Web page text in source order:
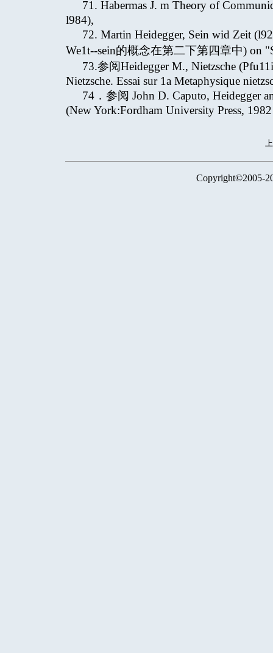
71. Habermas J. m Theory of
l984),
72. Martin Heidegger, Sein wid Zeit
We1t--sein的概念在第二下第四章中) on
73.参阅Heidegger M., Nietzsche
Nietzsche. Essai sur 1a Metaphysique
74．参阅 John D. Caputo, Heidegger
(New York:Fordham University Press,
Copyright©2005-